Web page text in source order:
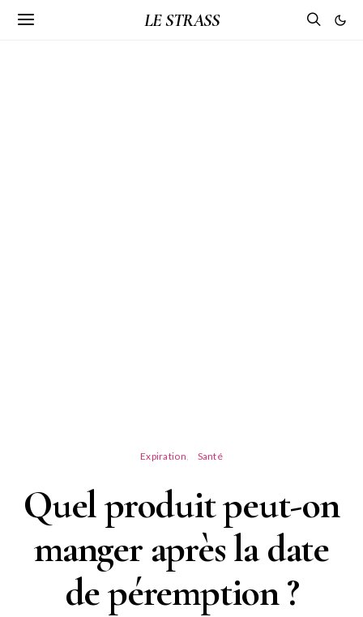
LE STRASS
Expiration Santé
Quel produit peut-on
manger après la date
de péremption ?